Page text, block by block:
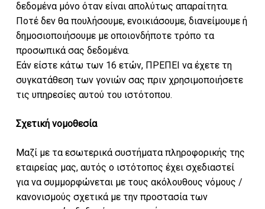
δεδομένα μόνο όταν είναι απολύτως απαραίτητα.
Ποτέ δεν θα πουλήσουμε, ενοικιάσουμε, διανείμουμε ή
δημοσιοποιήσουμε με οποιονδήποτε τρόπο τα
προσωπικά σας δεδομένα.
Εάν είστε κάτω των 16 ετών, ΠΡΕΠΕΙ να έχετε τη
συγκατάθεση των γονιών σας πριν χρησιμοποιήσετε
τις υπηρεσίες αυτού του ιστότοπου.
Σχετική νομοθεσία
Μαζί με τα εσωτερικά συστήματα πληροφορικής της
εταιρείας μας, αυτός ο ιστότοπος έχει σχεδιαστεί
για να συμμορφώνεται με τους ακόλουθους νόμους /
κανονισμούς σχετικά με την προστασία των